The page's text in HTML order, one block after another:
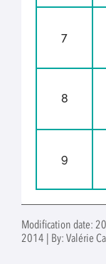
7
8
9
Modification date:
2014 | By: Valérie